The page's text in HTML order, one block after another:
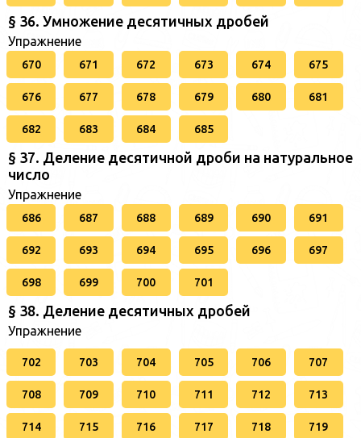
§ 36. Умножение десятичных дробей
Упражнение
670 671 672 673 674 675
676 677 678 679 680 681
682 683 684 685
§ 37. Деление десятичной дроби на натуральное
число
Упражнение
686 687 688 689 690 691
692 693 694 695 696 697
698 699 700 701
§ 38. Деление десятичных дробей
Упражнение
702 703 704 705 706 707
708 709 710 711 712 713
714 715 716 717 718 719